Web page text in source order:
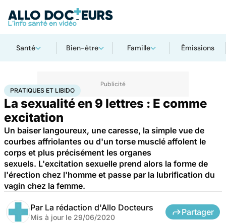
Santé Bien-être Famille Émissions
AccueilBien-êtreSexoPratiques et libido
PRATIQUES ET LIBIDO
La sexualité en 9 lettres : E comme
excitation
Un baiser langoureux, une caresse, la simple vue de
courbes affriolantes ou d'un torse musclé affolent le
corps et plus précisément les organes
sexuels. L'excitation sexuelle prend alors la forme de
l'érection chez l'homme et passe par la lubrification du
vagin chez la femme.
Par La rédaction d'Allo Docteurs
Mis à jour le 29/06/2020
Partager